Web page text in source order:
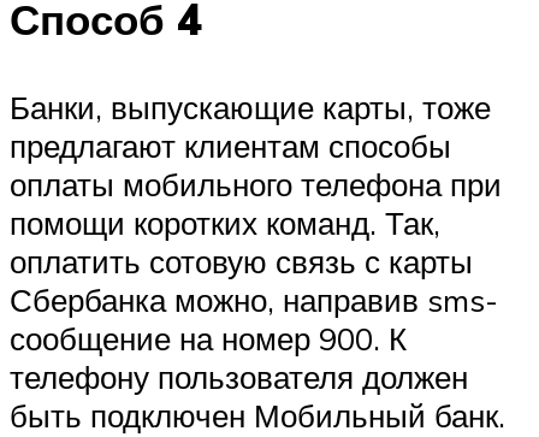
Способ 4
Банки, выпускающие карты, тоже
предлагают клиентам способы
оплаты мобильного телефона при
помощи коротких команд. Так,
оплатить сотовую связь с карты
Сбербанка можно, направив sms-
сообщение на номер 900. К
телефону пользователя должен
быть подключен Мобильный банк.